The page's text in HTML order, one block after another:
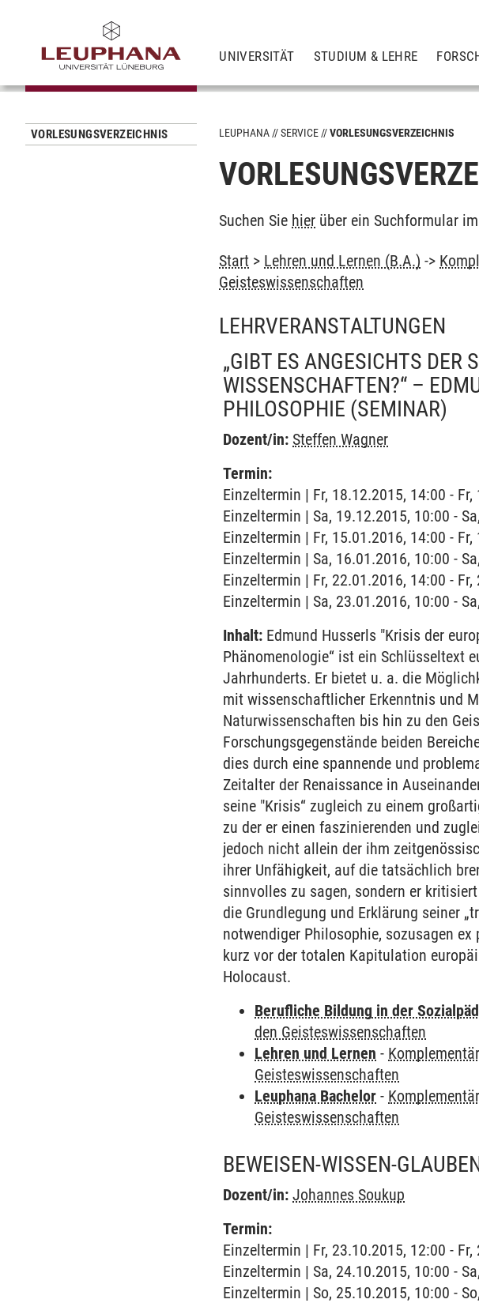
UNIVERSITÄT STUDIUM & LEHRE
VORLESUNGSVERZEICHNIS LEUPHANA SERVICE VORLESUNGSVERZEICHNIS
Suchen Sie hier über ein Suchformular
Start > Lehren und Lernen (B.A.) ->
Geisteswissenschaften
LEHRVERANSTALTUNGEN
„GIBT ES ANGESICHTS DER
WISSENSCHAFTEN?“ –
PHILOSOPHIE (SEMINAR)
Dozent/in: Steffen Wagner
Termin:
Einzeltermin | Fr, 18.12.2015, 14:00 -
Einzeltermin | Sa, 19.12.2015, 10:00 -
Einzeltermin | Fr, 15.01.2016, 14:00 -
Einzeltermin | Sa, 16.01.2016, 10:00 -
Einzeltermin | Fr, 22.01.2016, 14:00 -
Einzeltermin | Sa, 23.01.2016, 10:00 -
Inhalt: Edmund Husserls "Krisis der
Phänomenologie“ ist ein Schlüsseltext
Jahrhunderts. Er bietet u. a. die
mit wissenschaftlicher Erkenntnis und
Naturwissenschaften bis hin zu den
Forschungsgegenstände beiden
dies durch eine spannende und
Zeitalter der Renaissance in
seine "Krisis“ zugleich zu einem
zu der er einen faszinierenden und
jedoch nicht allein der ihm
ihrer Unfähigkeit, auf die tatsächlich
sinnvolles zu sagen, sondern er
die Grundlegung und Erklärung seiner
notwendiger Philosophie, sozusagen
kurz vor der totalen Kapitulation
Holocaust.
Berufliche Bildung in der
den Geisteswissenschaften
Lehren und Lernen -
Geisteswissenschaften
Leuphana Bachelor -
Geisteswissenschaften
BEWEISEN-WISSEN-
Dozent/in: Johannes Soukup
Termin:
Einzeltermin | Fr, 23.10.2015, 12:00 -
Einzeltermin | Sa, 24.10.2015, 10:00 -
Einzeltermin | So, 25.10.2015, 10:00 -